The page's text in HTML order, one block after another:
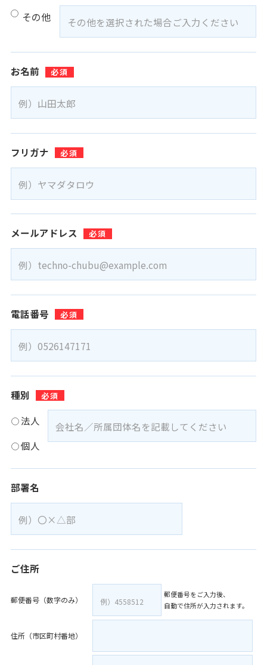
その他
お名前
フリガナ
メールアドレス
電話番号
種別
法人
個人
部署名
ご住所
郵便番号（数字のみ）
郵便番号をご入力後、
自動で住所が入力されます。
住所（市区町村番地）